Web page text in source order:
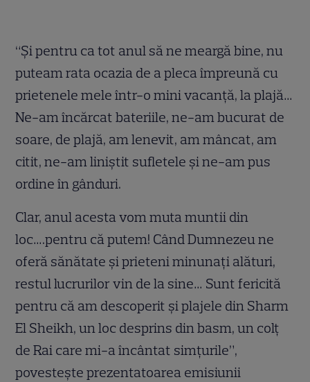
“Şi pentru ca tot anul să ne meargă bine, nu
puteam rata ocazia de a pleca împreună cu
prietenele mele într-o mini vacanţă, la plajă…
Ne-am încărcat bateriile, ne-am bucurat de
soare, de plajă, am lenevit, am mâncat, am
citit, ne-am liniştit sufletele şi ne-am pus
ordine în gânduri.
Clar, anul acesta vom muta muntii din
loc….pentru că putem! Când Dumnezeu ne
oferă sănătate şi prieteni minunaţi alături,
restul lucrurilor vin de la sine… Sunt fericită
pentru că am descoperit şi plajele din Sharm
El Sheikh, un loc desprins din basm, un colţ
de Rai care mi-a încântat simţurile”,
povesteşte prezentatoarea emisiunii